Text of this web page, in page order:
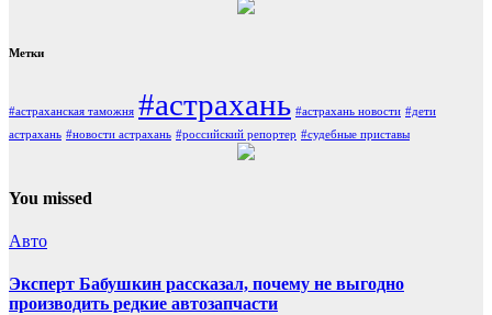
Метки
#астраханская таможня #астрахань #астрахань новости #дети
астрахань #новости астрахань #российский репортер #судебные приставы
You missed
Авто
Эксперт Бабушкин рассказал, почему не выгодно
производить редкие автозапчасти